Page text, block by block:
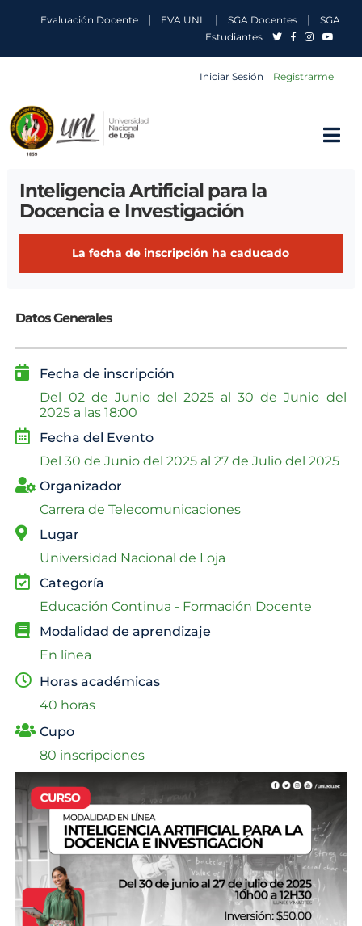
Evaluación Docente | EVA UNL | SGA Docentes |
SGA
Estudiantes
Iniciar Sesión Registrarme
Inteligencia Artificial para la
Docencia e Investigación
La fecha de inscripción ha caducado
Datos Generales
Fecha de inscripción
Del 02 de Junio del 2025 al30 de Junio del
2025 a las 18:00
Fecha del Evento
Del30 de Junio del 2025 al27 de Julio del 2025
Organizador
Carrera de Telecomunicaciones
Lugar
Universidad Nacional de Loja
Categoría
Educación Continua - Formación Docente
Modalidad de aprendizaje
En línea
Horas académicas
40 horas
Cupo
80 inscripciones